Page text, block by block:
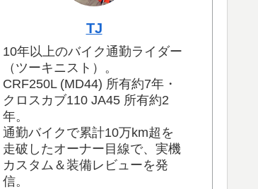
TJ
10年以上のバイク通勤ライダー
（ツーキニスト）。
CRF250L (MD44) 所有約7年・
クロスカブ110 JA45 所有約2
年。
通勤バイクで累計10万km超を
走破したオーナー目線で、実機
カスタム＆装備レビューを発
信。